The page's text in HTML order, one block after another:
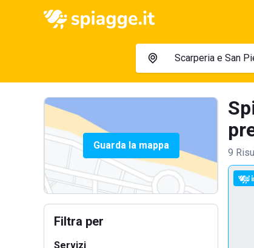
Guarda la mappa
Filtra per
Servizi
9